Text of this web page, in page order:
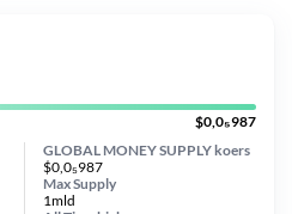
$0,0₅987
GLOBAL MONEY SUPPLY koers
$0,0₅987
Max Supply
1mld